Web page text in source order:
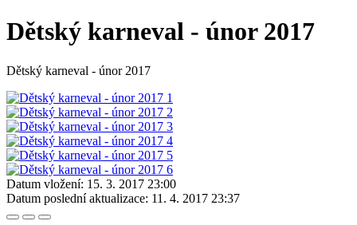
Dětský karneval - únor 2017
Dětský karneval - únor 2017
Datum vložení: 15. 3. 2017 23:00
Datum poslední aktualizace: 11. 4. 2017 23:37